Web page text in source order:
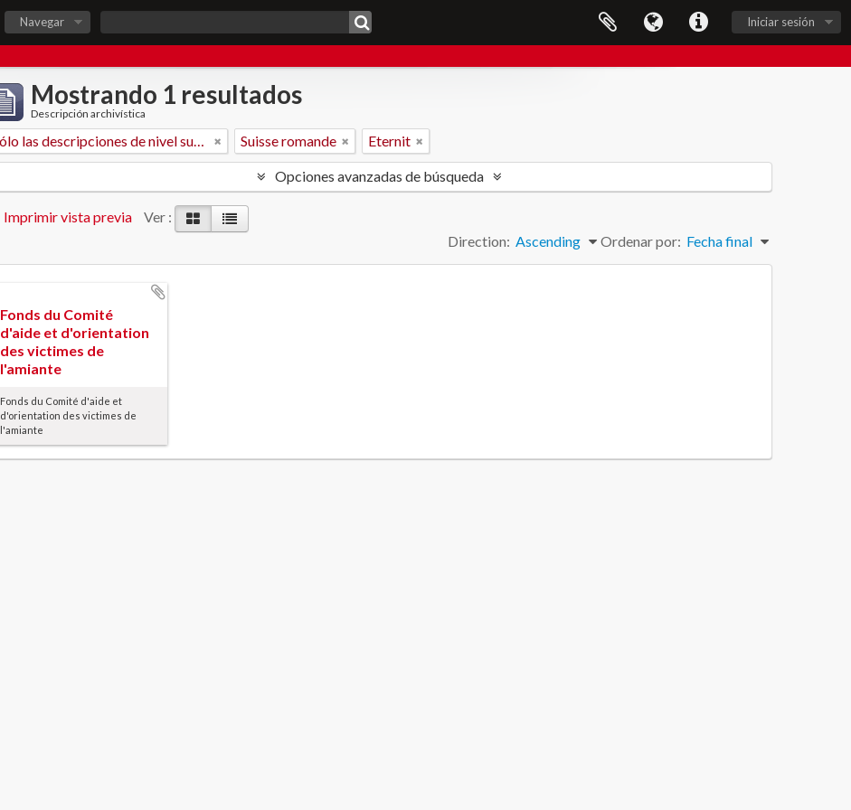
Iniciar sesión
Navegar
Mostrando 1 resultados
Descripción archivística
Sólo las descripciones de nivel superior Suisse romande Eternit
Opciones avanzadas de búsqueda
Imprimir vista previa
Ver :
Ordenar por: Fecha final
Direction: Ascending
Fonds du Comité
d'aide et d'orientation
des victimes de
l'amiante
Fonds du Comité d'aide et
d'orientation des victimes de
l'amiante